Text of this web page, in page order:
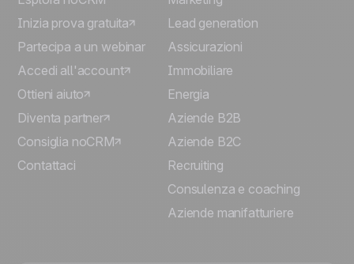
Inizia prova gratuita
Partecipa a un webinar
Accedi all'account
Ottieni aiuto
Diventa partner
Consiglia noCRM
Contattaci
Lead generation
Assicurazioni
Immobiliare
Energia
Aziende B2B
Aziende B2C
Recruiting
Consulenza e coaching
Aziende manifatturiere